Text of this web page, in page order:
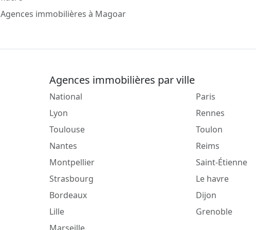
Agences immobilières à Magoar
Agences immobilières par ville
National
Lyon
Toulouse
Nantes
Montpellier
Strasbourg
Bordeaux
Lille
Paris
Rennes
Toulon
Reims
Saint-Étienne
Le havre
Dijon
Grenoble